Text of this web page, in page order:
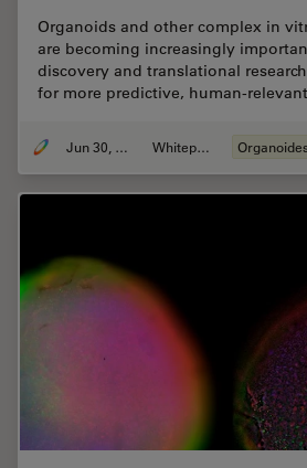
Organoids and other complex in
are becoming increasingly
discovery and translational
for more predictive, human-
Jun 30, 2026 Whitepaper